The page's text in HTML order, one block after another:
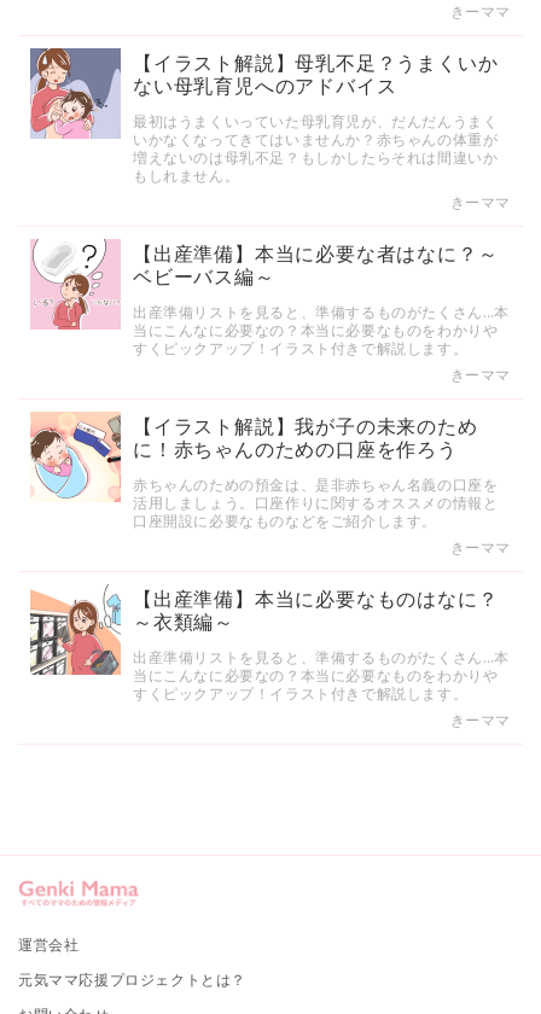
きーママ
【イラスト解説】母乳不足？うまくいか
ない母乳育児へのアドバイス
最初はうまくいっていた母乳育児が、だんだんうまく
いかなくなってきてはいませんか？赤ちゃんの体重が
増えないのは母乳不足？もしかしたらそれは間違いか
もしれません。
きーママ
【出産準備】本当に必要な者はなに？～
ベビーバス編～
出産準備リストを見ると、準備するものがたくさん…本
当にこんなに必要なの？本当に必要なものをわかりや
すくピックアップ！イラスト付きで解説します。
きーママ
【イラスト解説】我が子の未来のため
に！赤ちゃんのための口座を作ろう
赤ちゃんのための預金は、是非赤ちゃん名義の口座を
活用しましょう。口座作りに関するオススメの情報と
口座開設に必要なものなどをご紹介します。
きーママ
【出産準備】本当に必要なものはなに？
～衣類編～
出産準備リストを見ると、準備するものがたくさん…本
当にこんなに必要なの？本当に必要なものをわかりや
すくピックアップ！イラスト付きで解説します。
きーママ
運営会社
元気ママ応援プロジェクトとは？